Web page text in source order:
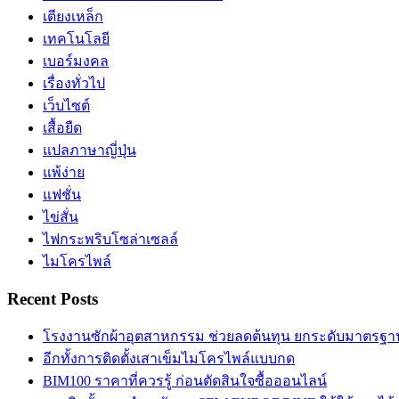
เตียงเหล็ก
เทคโนโลยี
เบอร์มงคล
เรื่องทั่วไป
เว็บไซต์
เสื้อยืด
แปลภาษาญี่ปุ่น
แพ้ง่าย
แฟชั่น
ไข่สั่น
ไฟกระพริบโซล่าเซลล์
ไมโครไพล์
Recent Posts
โรงงานซักผ้าอุตสาหกรรม ช่วยลดต้นทุน ยกระดับมาตรฐ
อีกทั้งการติดตั้งเสาเข็มไมโครไพล์แบบกด
BIM100 ราคาที่ควรรู้ ก่อนตัดสินใจซื้อออนไลน์